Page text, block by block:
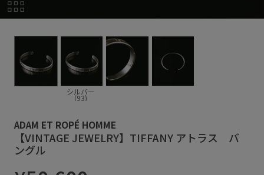
シルバー
(93)
ADAM ET ROPÉ HOMME
【VINTAGE JEWELRY】TIFFANY アトラス バ
ングル